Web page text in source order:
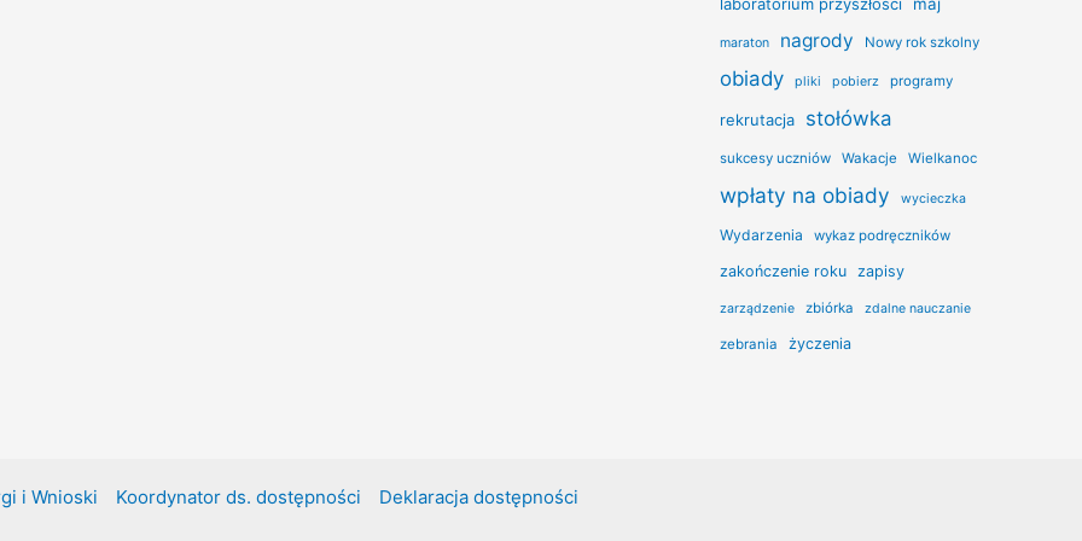
maraton nagrody Nowy rok szkolny
obiady pliki pobierz programy
rekrutacja stołówka
sukcesy uczniów Wakacje Wielkanoc
wpłaty na obiady wycieczka
Wydarzenia wykaz podręczników
zakończenie roku zapisy
zarządzenie zbiórka zdalne nauczanie
zebrania życzenia
i Wnioski Koordynator ds. dostępności Deklaracja dostępności